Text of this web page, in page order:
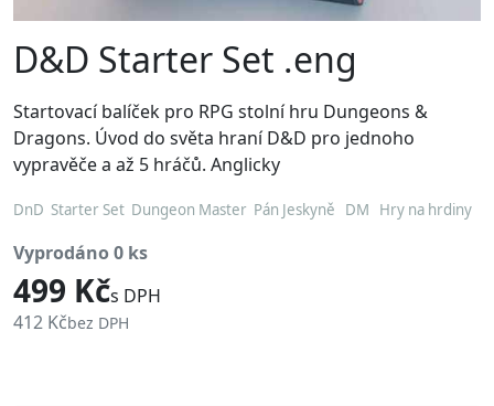
D&D Starter Set .eng
Startovací balíček pro RPG stolní hru Dungeons &
Dragons. Úvod do světa hraní D&D pro jednoho
vypravěče a až 5 hráčů. Anglicky
DnD Starter Set Dungeon Master Pán Jeskyně DM Hry na hrdiny
vyprodáno 0 ks
499 Kčs DPH
412 Kčbez DPH